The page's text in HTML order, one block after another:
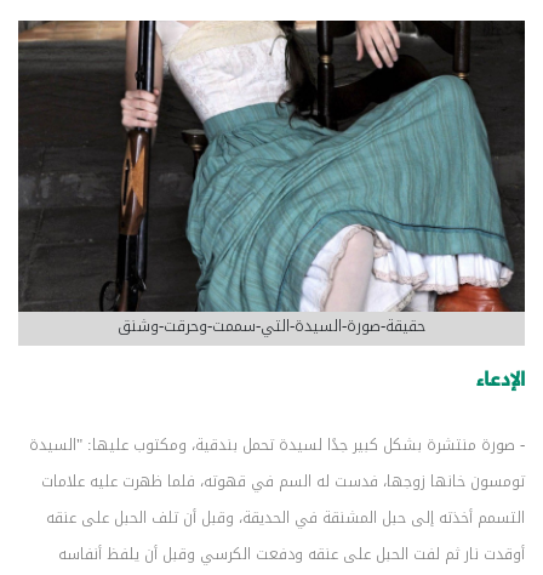
حقيقة-صورة-السيدة-التي-سممت-وحرقت-وشنق
الإدعاء
- صورة منتشرة بشكل كبير جدًا لسيدة تحمل بندقية، ومكتوب عليها: "السيدة
تومسون خانها زوجها، فدست له السم في قهوته، فلما ظهرت عليه علامات
التسمم أخذته إلى حبل المشنقة في الحديقة، وقبل أن تلف الحبل على عنقه
أوقدت نار ثم لفت الحبل على عنقه ودفعت الكرسي وقبل أن يلفظ أنفاسه